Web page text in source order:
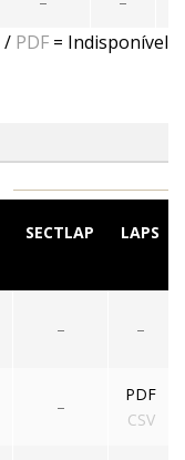
/ PDF = Indisponível
SECTLAP LAPS
– –
–
PDF
CSV